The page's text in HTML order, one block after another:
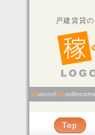
戸建賃貸
Top